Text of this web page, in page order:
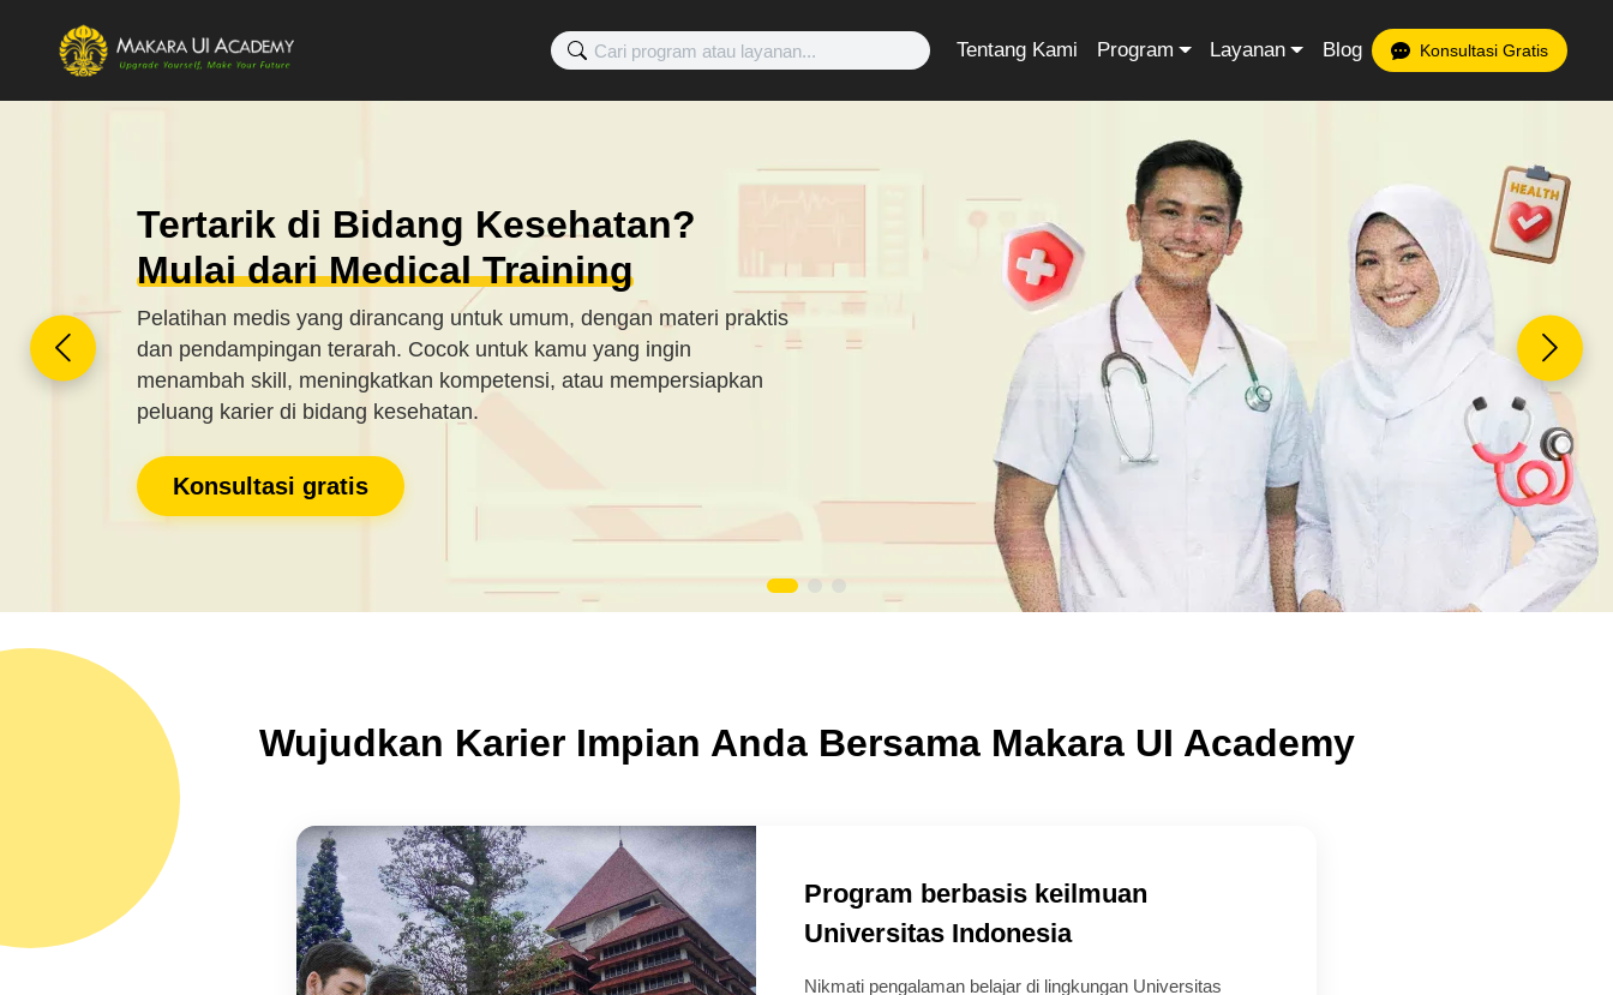
Tentang Kami Program Layanan Blog Konsultasi Gratis
Ingin Punya Skill Medis yang
Relevan?
Belajar dari Tenaga Profesional
Program medical training dengan pendekatan aplikatif dan standar
pembelajaran yang jelas. Tidak hanya teori, tapi juga pemahaman
praktik yang bisa langsung diterapkan.
Daftar sekarang
Wujudkan Karier Impian Anda Bersama Makara UI Academy
Program berbasis keilmuan
Universitas Indonesia
Nikmati pengalaman belajar di lingkungan Universitas